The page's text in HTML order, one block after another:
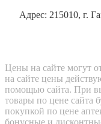
Адрес: 215010, г.
Цены на сайте могут
на сайте цены
помощью сайта. При
товары по цене сайта
покупкой по цене
бонусные и